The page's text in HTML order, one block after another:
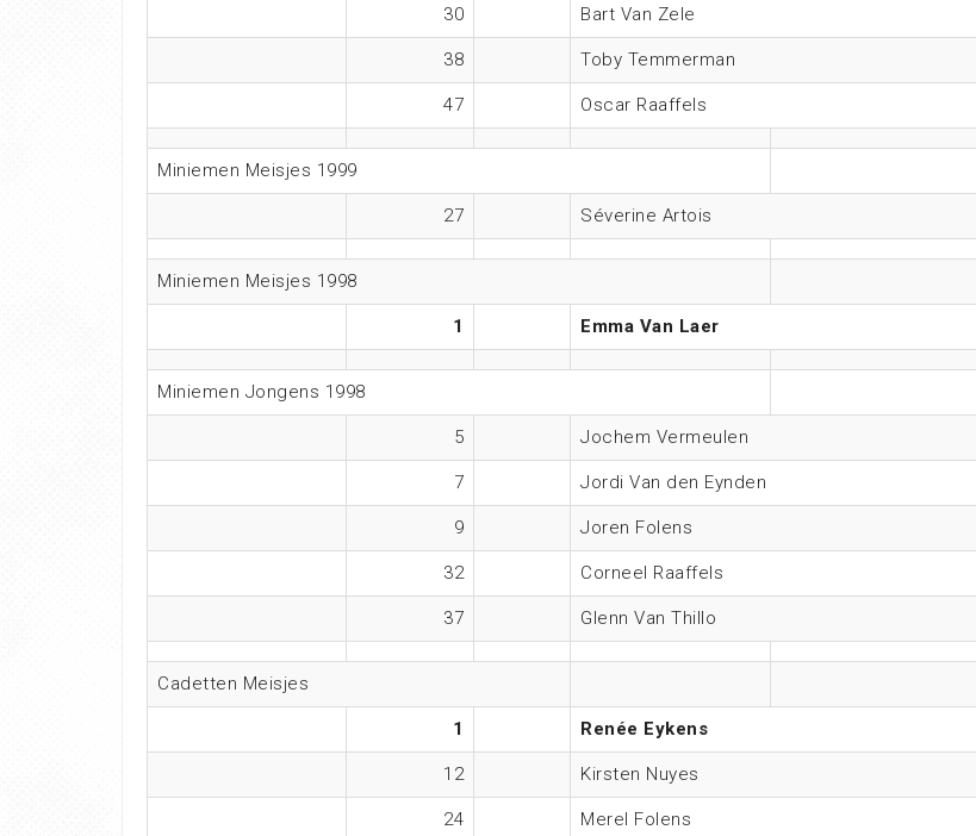
30 Bart Van Zele
38 Toby Temmerman
47 Oscar Raaffels
Miniemen Meisjes 1999
27 Séverine Artois
Miniemen Meisjes 1998
1 Emma Van Laer
Miniemen Jongens 1998
5 Jochem Vermeulen
7 Jordi Van den Eynden
9 Joren Folens
32 Corneel Raaffels
37 Glenn Van Thillo
Cadetten Meisjes
1 Renée Eykens
12 Kirsten Nuyes
24 Merel Folens